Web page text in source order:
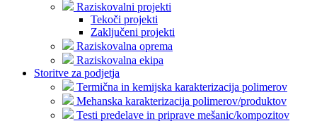
Raziskovalni projekti
Tekoči projekti
Zaključeni projekti
Raziskovalna oprema
Raziskovalna ekipa
Storitve za podjetja
Termična in kemijska karakterizacija polimerov
Mehanska karakterizacija polimerov/produktov
Testi predelave in priprave mešanic/kompozitov